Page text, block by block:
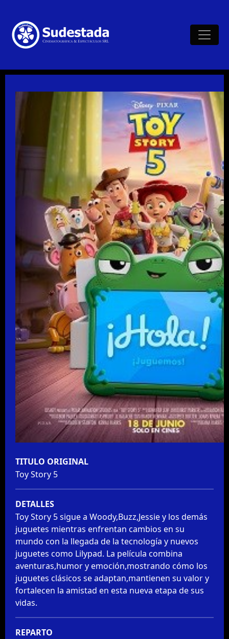
TITULO ORIGINAL
Toy Story 5
DETALLES
Toy Story 5 sigue a Woody,Buzz,Jessie y los demás
juguetes mientras enfrentan cambios en su
mundo con la llegada de la tecnología y nuevos
juguetes como Lilypad. La película combina
aventuras,humor y emoción,mostrando cómo los
juguetes clásicos se adaptan,mantienen su valor y
fortalecen la amistad en esta nueva etapa de sus
vidas.
REPARTO